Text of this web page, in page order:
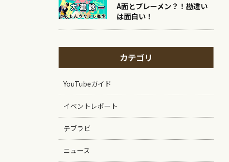
A面とブレーメン？！勘違い
は面白い！
カテゴリ
YouTubeガイド
イベントレポート
テブラビ
ニュース